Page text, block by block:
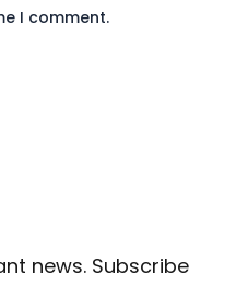
I comment.
news. Subscribe